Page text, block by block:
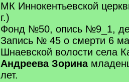
МК Иннокентьевской
г.)
Фонд №50, опись №9_1,
Запись № 45 о смерти 6
Шнаевской волости села
Андреева Зорина
лет.